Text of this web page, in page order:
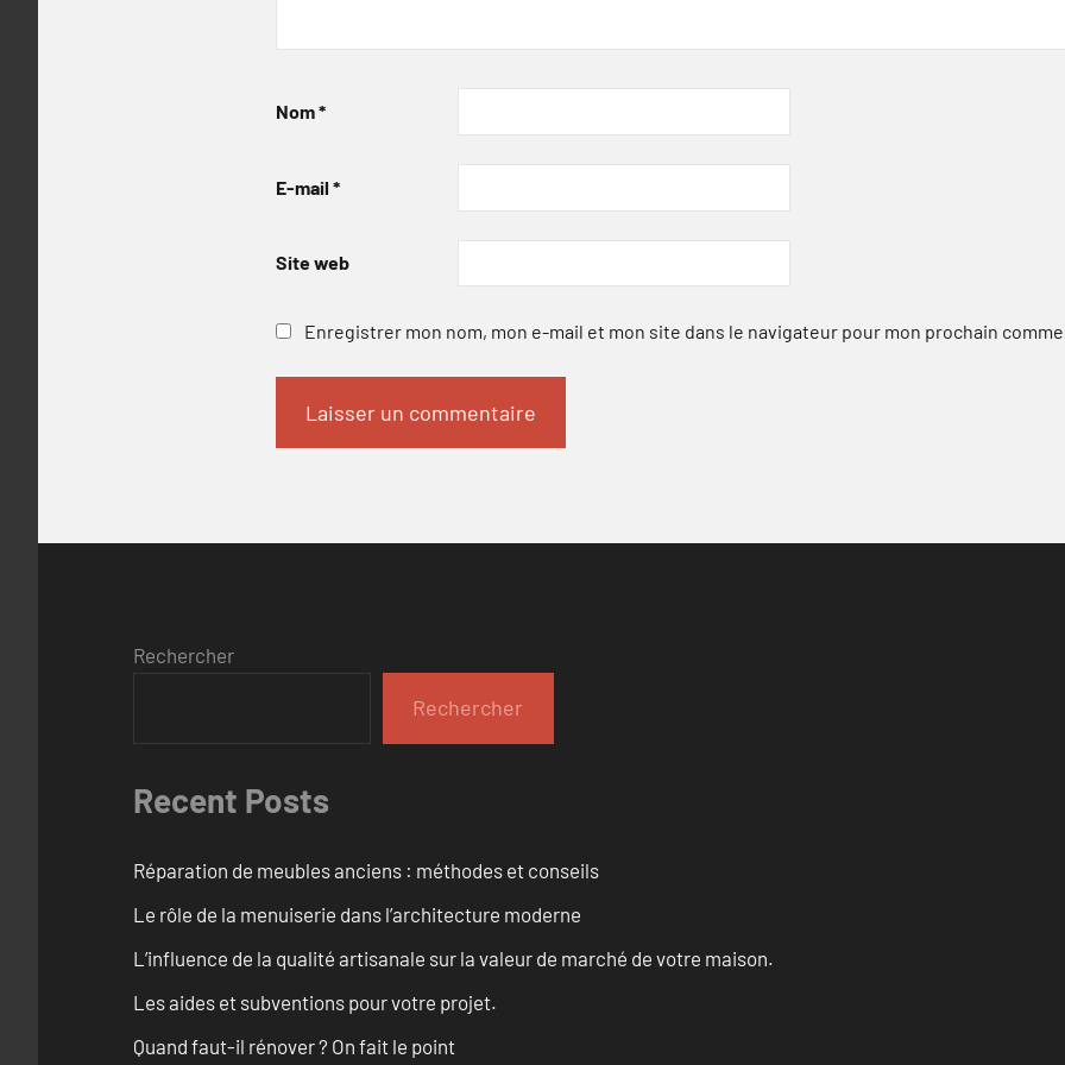
Nom*
E-mail *
Site web
Enregistrer mon nom, mon e-mail et mon site dans le navigateur pour mon prochain
Rechercher
Rechercher
Recent Posts
Réparation de meubles anciens : méthodes et conseils
Le rôle de la menuiserie dans l’architecture moderne
L’influence de la qualité artisanale sur la valeur de marché de votre maison.
Les aides et subventions pour votre projet.
Quand faut-il rénover ? On fait le point